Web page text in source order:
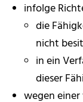
infolge
die
nicht
in ein
dieser
wegen